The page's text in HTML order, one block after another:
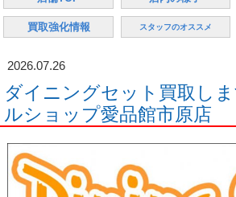
買取強化情報 スタッフのオススメ
2026.07.26
ダイニングセット買取し
ルショップ愛品館市原店